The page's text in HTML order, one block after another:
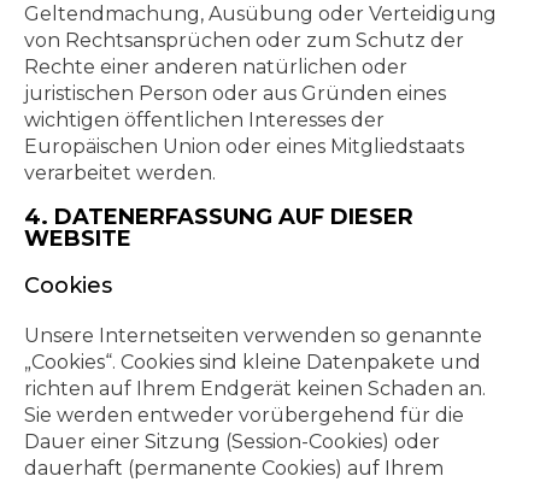
Geltendmachung, Ausübung oder Verteidigung
von Rechtsansprüchen oder zum Schutz der
Rechte einer anderen natürlichen oder
juristischen Person oder aus Gründen eines
wichtigen öffentlichen Interesses der
Europäischen Union oder eines Mitgliedstaats
verarbeitet werden.
4. DATENERFASSUNG AUF DIESER
WEBSITE
Cookies
Unsere Internetseiten verwenden so genannte
„Cookies“. Cookies sind kleine Datenpakete und
richten auf Ihrem Endgerät keinen Schaden an.
Sie werden entweder vorübergehend für die
Dauer einer Sitzung (Session-Cookies) oder
dauerhaft (permanente Cookies) auf Ihrem